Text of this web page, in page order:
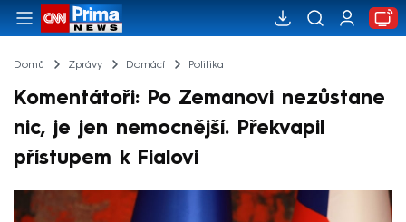
Domů Zprávy Domácí Politika
Komentátoři: Po Zemanovi nezůstane
nic, je jen nemocnější. Překvapil
přístupem k Fialovi